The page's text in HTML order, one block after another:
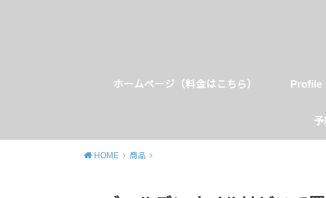
ホームページ（料金はこちら） Profile
HOME 商品